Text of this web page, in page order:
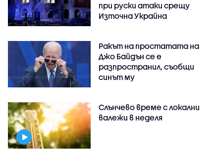
при руски атаки срещу
Източна Украйна
Ракът на простатата на
Джо Байдън се е
разпространил, съобщи
синът му
Слънчево време с локални
валежи в неделя